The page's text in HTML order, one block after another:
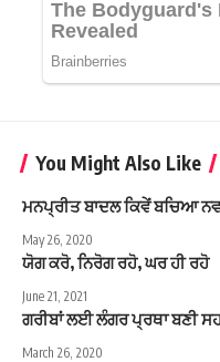
You Might Also Like
ਮਨਪ੍ਰੀਤ ਬਾਦਲ ਕਿਵੇਂ ਬਚਿਆ
May 26, 2020
ਯੋਗ ਕਰੋ, ਨਿਰੋਗ ਰਹੋ, ਘਰ ਹੀ ਰਹੋ
June 21, 2021
ਗਰੀਬਾਂ ਲਈ ਲੰਗਰ ਪ੍ਰਥਾ ਬਣੀ
March 26, 2020